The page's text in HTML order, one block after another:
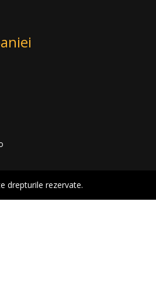
drepturile rezervate.